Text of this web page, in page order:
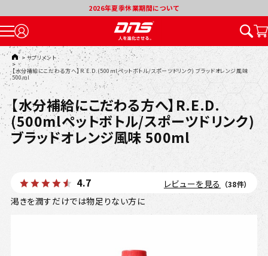
2026年夏季休業期間について
TOP
>サプリメント
>
【水分補給にこだわる方へ】R.E.D.(500mlペットボトル/スポーツドリンク) ブラッドオレンジ風味
500ml
【水分補給にこだわる方へ】R.E.D.
(500mlペットボトル/スポーツドリンク)
ブラッドオレンジ風味 500ml
4.7 レビューを見る （38件）
渇きを潤すだけでは物足りない方に